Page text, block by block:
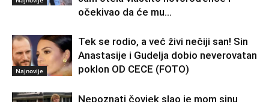
očekivao da će mu...
Najnovije
Tek se rodio, a već živi nečiji san! Sin
Anastasije i Gudelja dobio neverovatan
poklon OD CECE (FOTO)
Nepoznati čovjek slao je mom sinu